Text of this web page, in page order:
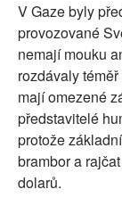
V Gaze byly
provozované
nemají mouku
rozdávaly
mají omezené
představitelé
protože
brambor a
dolarů.